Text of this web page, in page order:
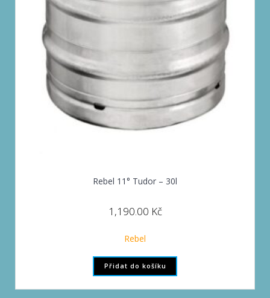
Rebel 11° Tudor – 30l
1,190.00 Kč
Rebel
Přidat do košíku